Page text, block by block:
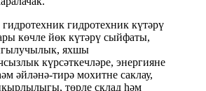
гидротехник күтәрү
көчле йөк күтәрү сыйфаты,
яхшы
күрсәткечләре, энергияне
әйләнә-тирә мохитне саклау,
төрле склад һәм